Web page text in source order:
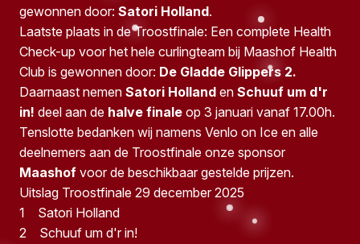
gewonnen door: Satori Holland.
Laatste plaats in de Troostfinale: Een complete Health
Check-up voor het hele curlingteam bij Maashof Health
Club is gewonnen door: De Gladde Glippers 2.
Daarnaast nemen Satori Holland en Schuuf um d'r
in! deel aan de halve finale op 3 januari vanaf 17.00h.
Tenslotte bedanken wij namens Venlo on Ice en alle
deelnemers aan de Troostfinale onze sponsor
Maashof voor de beschikbaar gestelde prijzen.
Uitslag Troostfinale 29 december 2025
1 Satori Holland
2 Schuuf um d'r in!